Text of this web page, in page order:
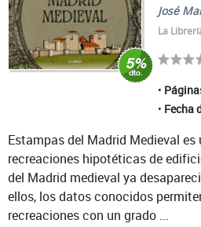
José
La
Fecha
Estampas del Madrid Medieval
recreaciones hipotéticas de
del Madrid medieval ya
ellos, los datos conocidos
recreaciones con un grado ...